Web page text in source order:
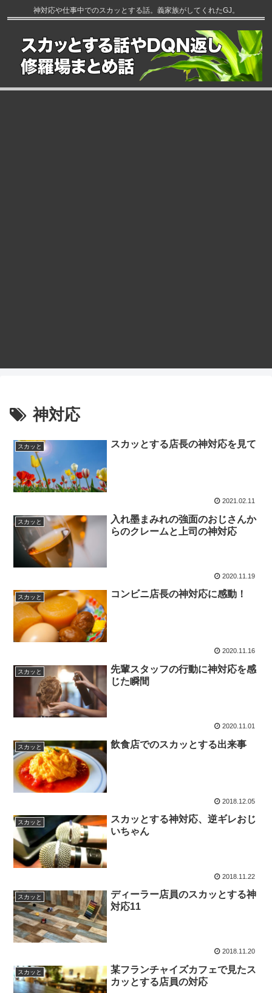
神対応や仕事中でのスカッとする話。義家族がしてくれたGJ。
神対応
スカッと スカッとする店長の神対応を見て
2021.02.11
スカッと
入れ墨まみれの強面のおじさんか
らのクレームと上司の神対応
2020.11.19
スカッと コンビニ店長の神対応に感動！
2020.11.16
スカッと
先輩スタッフの行動に神対応を感
じた瞬間
2020.11.01
スカッと 飲食店でのスカッとする出来事
2018.12.05
スカッと
スカッとする神対応、逆ギレおじ
いちゃん
2018.11.22
スカッと
ディーラー店員のスカッとする神
対応11
2018.11.20
スカッと
某フランチャイズカフェで見たス
カッとする店員の対応